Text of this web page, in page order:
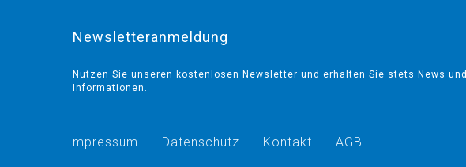
Newsletteranmeldung
Nutzen Sie unseren kostenlosen Newsletter und erhalten Sie stets News und
Informationen.
Impressum Datenschutz Kontakt AGB